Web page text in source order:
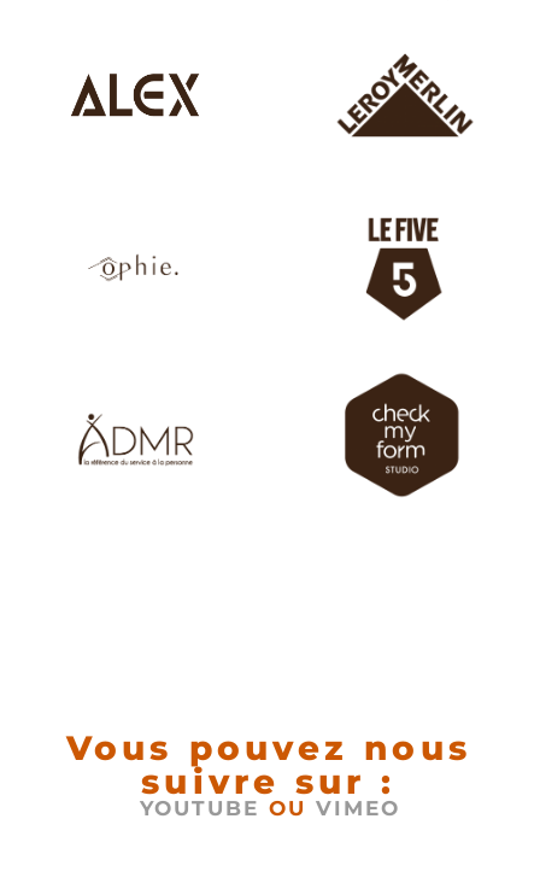
Vous pouvez nous
suivre sur :
YOUTUBE OU VIMEO